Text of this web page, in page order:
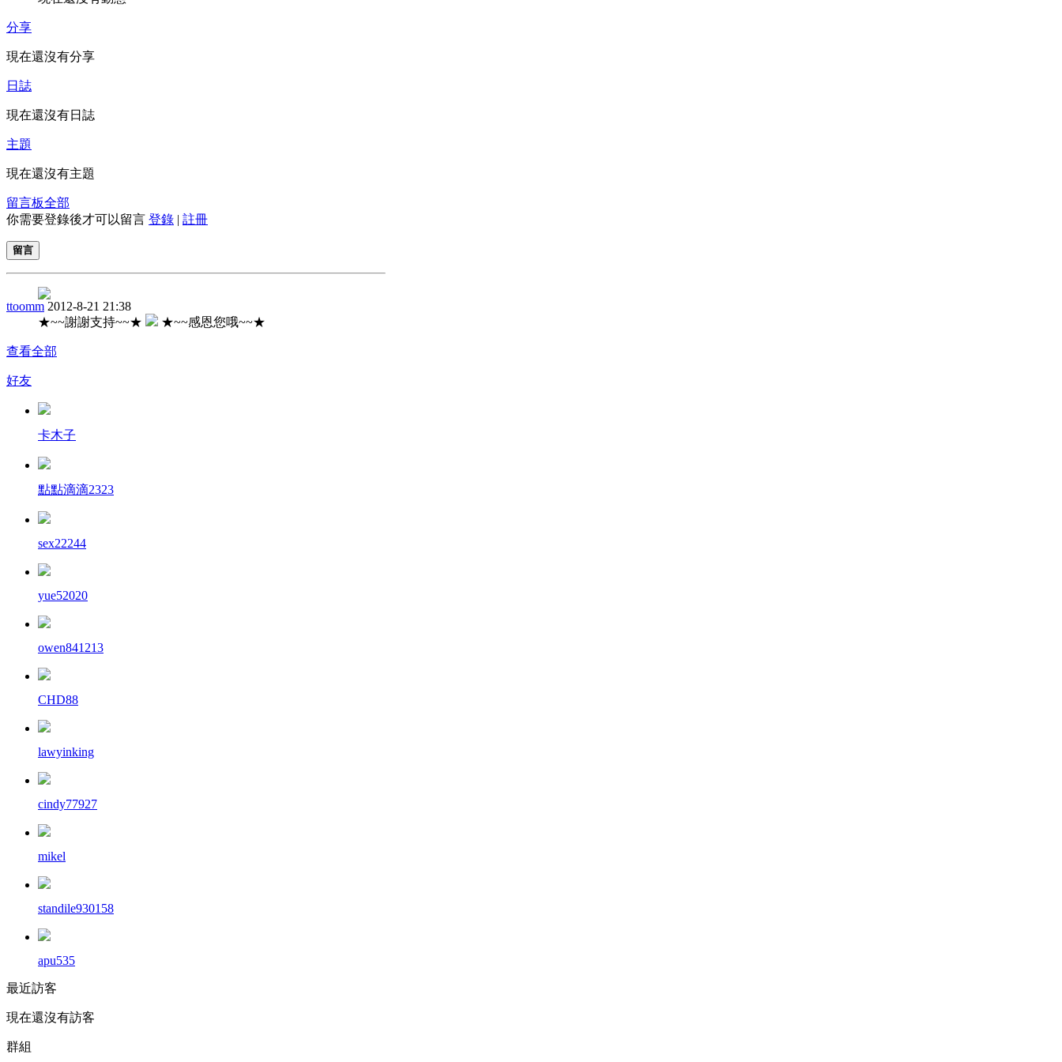
分享
現在還沒有分享
日誌
現在還沒有日誌
主題
現在還沒有主題
留言板全部
你需要登錄後才可以留言 登錄 | 註冊
留言
ttoomm 2012-8-21 21:38
★~~謝謝支持~~★
★~~感恩您哦~~★
查看全部
好友
卡木子
點點滴滴2323
sex22244
yue52020
owen841213
CHD88
lawyinking
cindy77927
mikel
standile930158
apu535
最近訪客
現在還沒有訪客
群組